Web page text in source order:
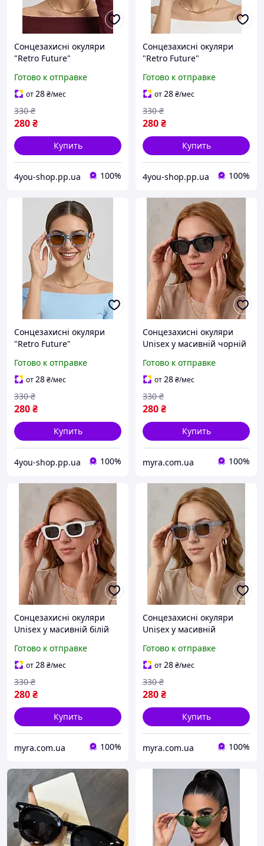
Сонцезахисні окуляри
"Retro Future"
Fashion Accessories
чорний (4-140)
Готово к отправке
от28₴/мес
280₴
330 ₴
Купить
4you-shop.pp.ua 100%
Сонцезахисні окуляри
"Retro Future"
Fashion Accessories білий
(4-140)
Готово к отправке
от28₴/мес
280₴
330 ₴
Купить
4you-shop.pp.ua 100%
Сонцезахисні окуляри
"Retro Future"
Fashion Accessories
блакитний (4-140)
Готово к отправке
от28₴/мес
280₴
330 ₴
Купить
4you-shop.pp.ua 100%
Сонцезахисні окуляри
Unisex у масивній чорній
Готово к отправке
от28₴/мес
280₴
330 ₴
Купить
myra.com.ua 100%
Сонцезахисні окуляри
Unisex у масивній білій
Готово к отправке
от28₴/мес
280₴
330 ₴
Купить
myra.com.ua 100%
Сонцезахисні окуляри
Unisex у масивній
Готово к отправке
от28₴/мес
280₴
330 ₴
Купить
myra.com.ua 100%